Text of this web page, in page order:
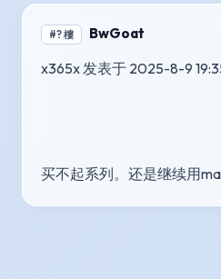
#? 樓 BwGoat
x365x 发表于 2025-8-9
买不起系列。还是继续用